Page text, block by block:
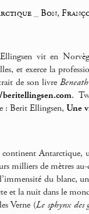
_ Bon,
vit en
et exerce la
de son livre
.
: Berit Ellingsen, Une
Antarctique,
milliers de mètres au-
du blanc,
et la nuit dans le
Verne (Le sphynx des